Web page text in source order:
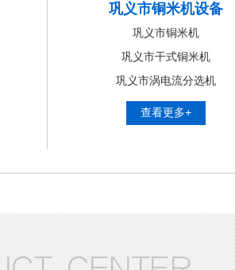
巩义市铜米机设备
巩义市铜米机
巩义市干式铜米机
巩义市涡电流分选机
查看更多+